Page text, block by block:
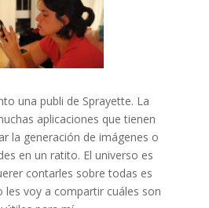
una publi de Sprayette. La
aplicaciones que tienen
la generación de imágenes o
en un ratito. El universo es
contarles sobre todas es
les voy a compartir cuáles son